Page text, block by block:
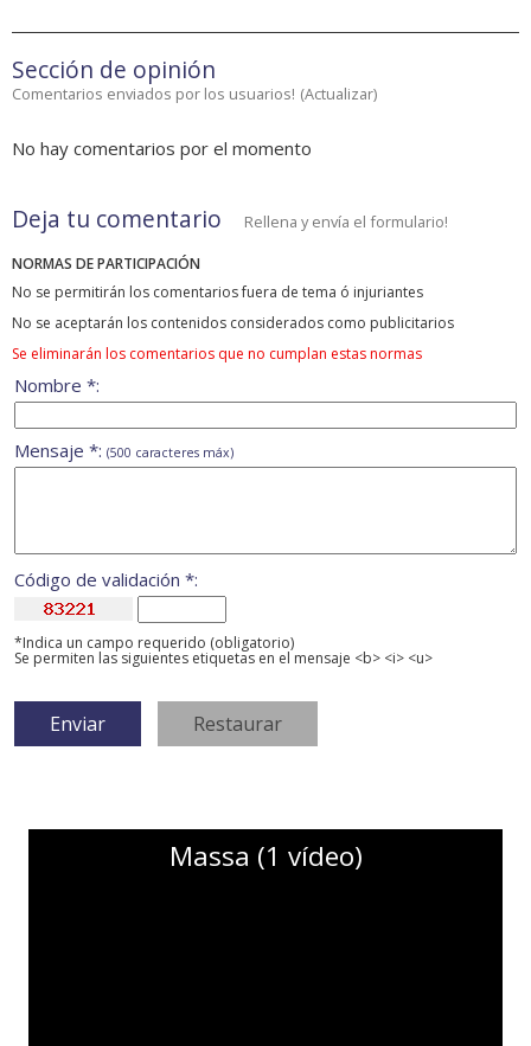
Sección de opinión
Comentarios enviados por los usuarios! (Actualizar)
No hay comentarios por el momento
Deja tu comentario Rellena y envía el formulario!
NORMAS DE PARTICIPACIÓN
No se permitirán los comentarios fuera de tema ó injuriantes
No se aceptarán los contenidos considerados como publicitarios
Se eliminarán los comentarios que no cumplan estas normas
Nombre *:
Mensaje *: (500 caracteres máx)
Código de validación *:
*Indica un campo requerido (obligatorio)
Se permiten las siguientes etiquetas en el mensaje <b> <i> <u>
Massa (1 vídeo)